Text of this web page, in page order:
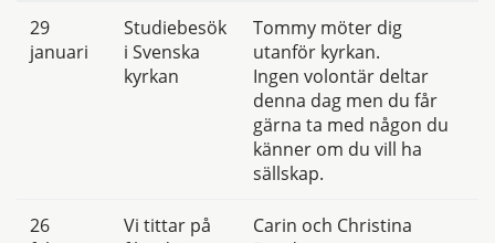
29
januari
Studiebesök
i Svenska
kyrkan
Tommy möter dig
utanför kyrkan.
Ingen volontär deltar
denna dag men du får
gärna ta med någon du
känner om du vill ha
sällskap.
26
Vi tittar på
Carin och Christina